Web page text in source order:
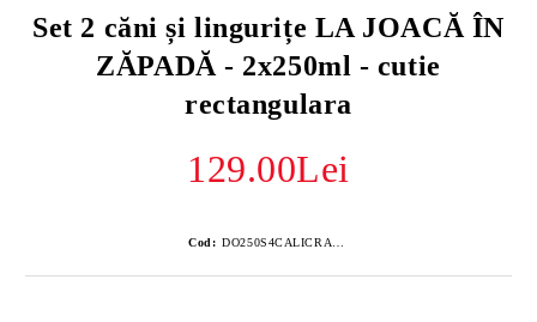
Set 2 căni și lingurițe LA JOACĂ ÎN
ZĂPADĂ - 2x250ml - cutie
rectangulara
129.00Lei
Cod: